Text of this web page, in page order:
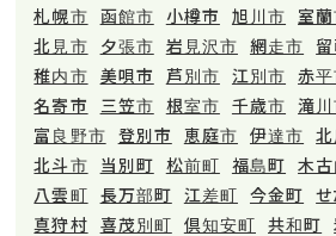
札幌市
函館市 小樽市 旭川市 室
北見市
夕張市 岩見沢市 網走市
稚内市
美唄市 芦別市 江別市 赤
名寄市
三笠市 根室市 千歳市 滝
富良野市
登別市 恵庭市 伊達市
北斗市
当別町 松前町 福島町 木
八雲町
長万部町 江差町 今金町
真狩村
喜茂別町 倶知安町 共和町